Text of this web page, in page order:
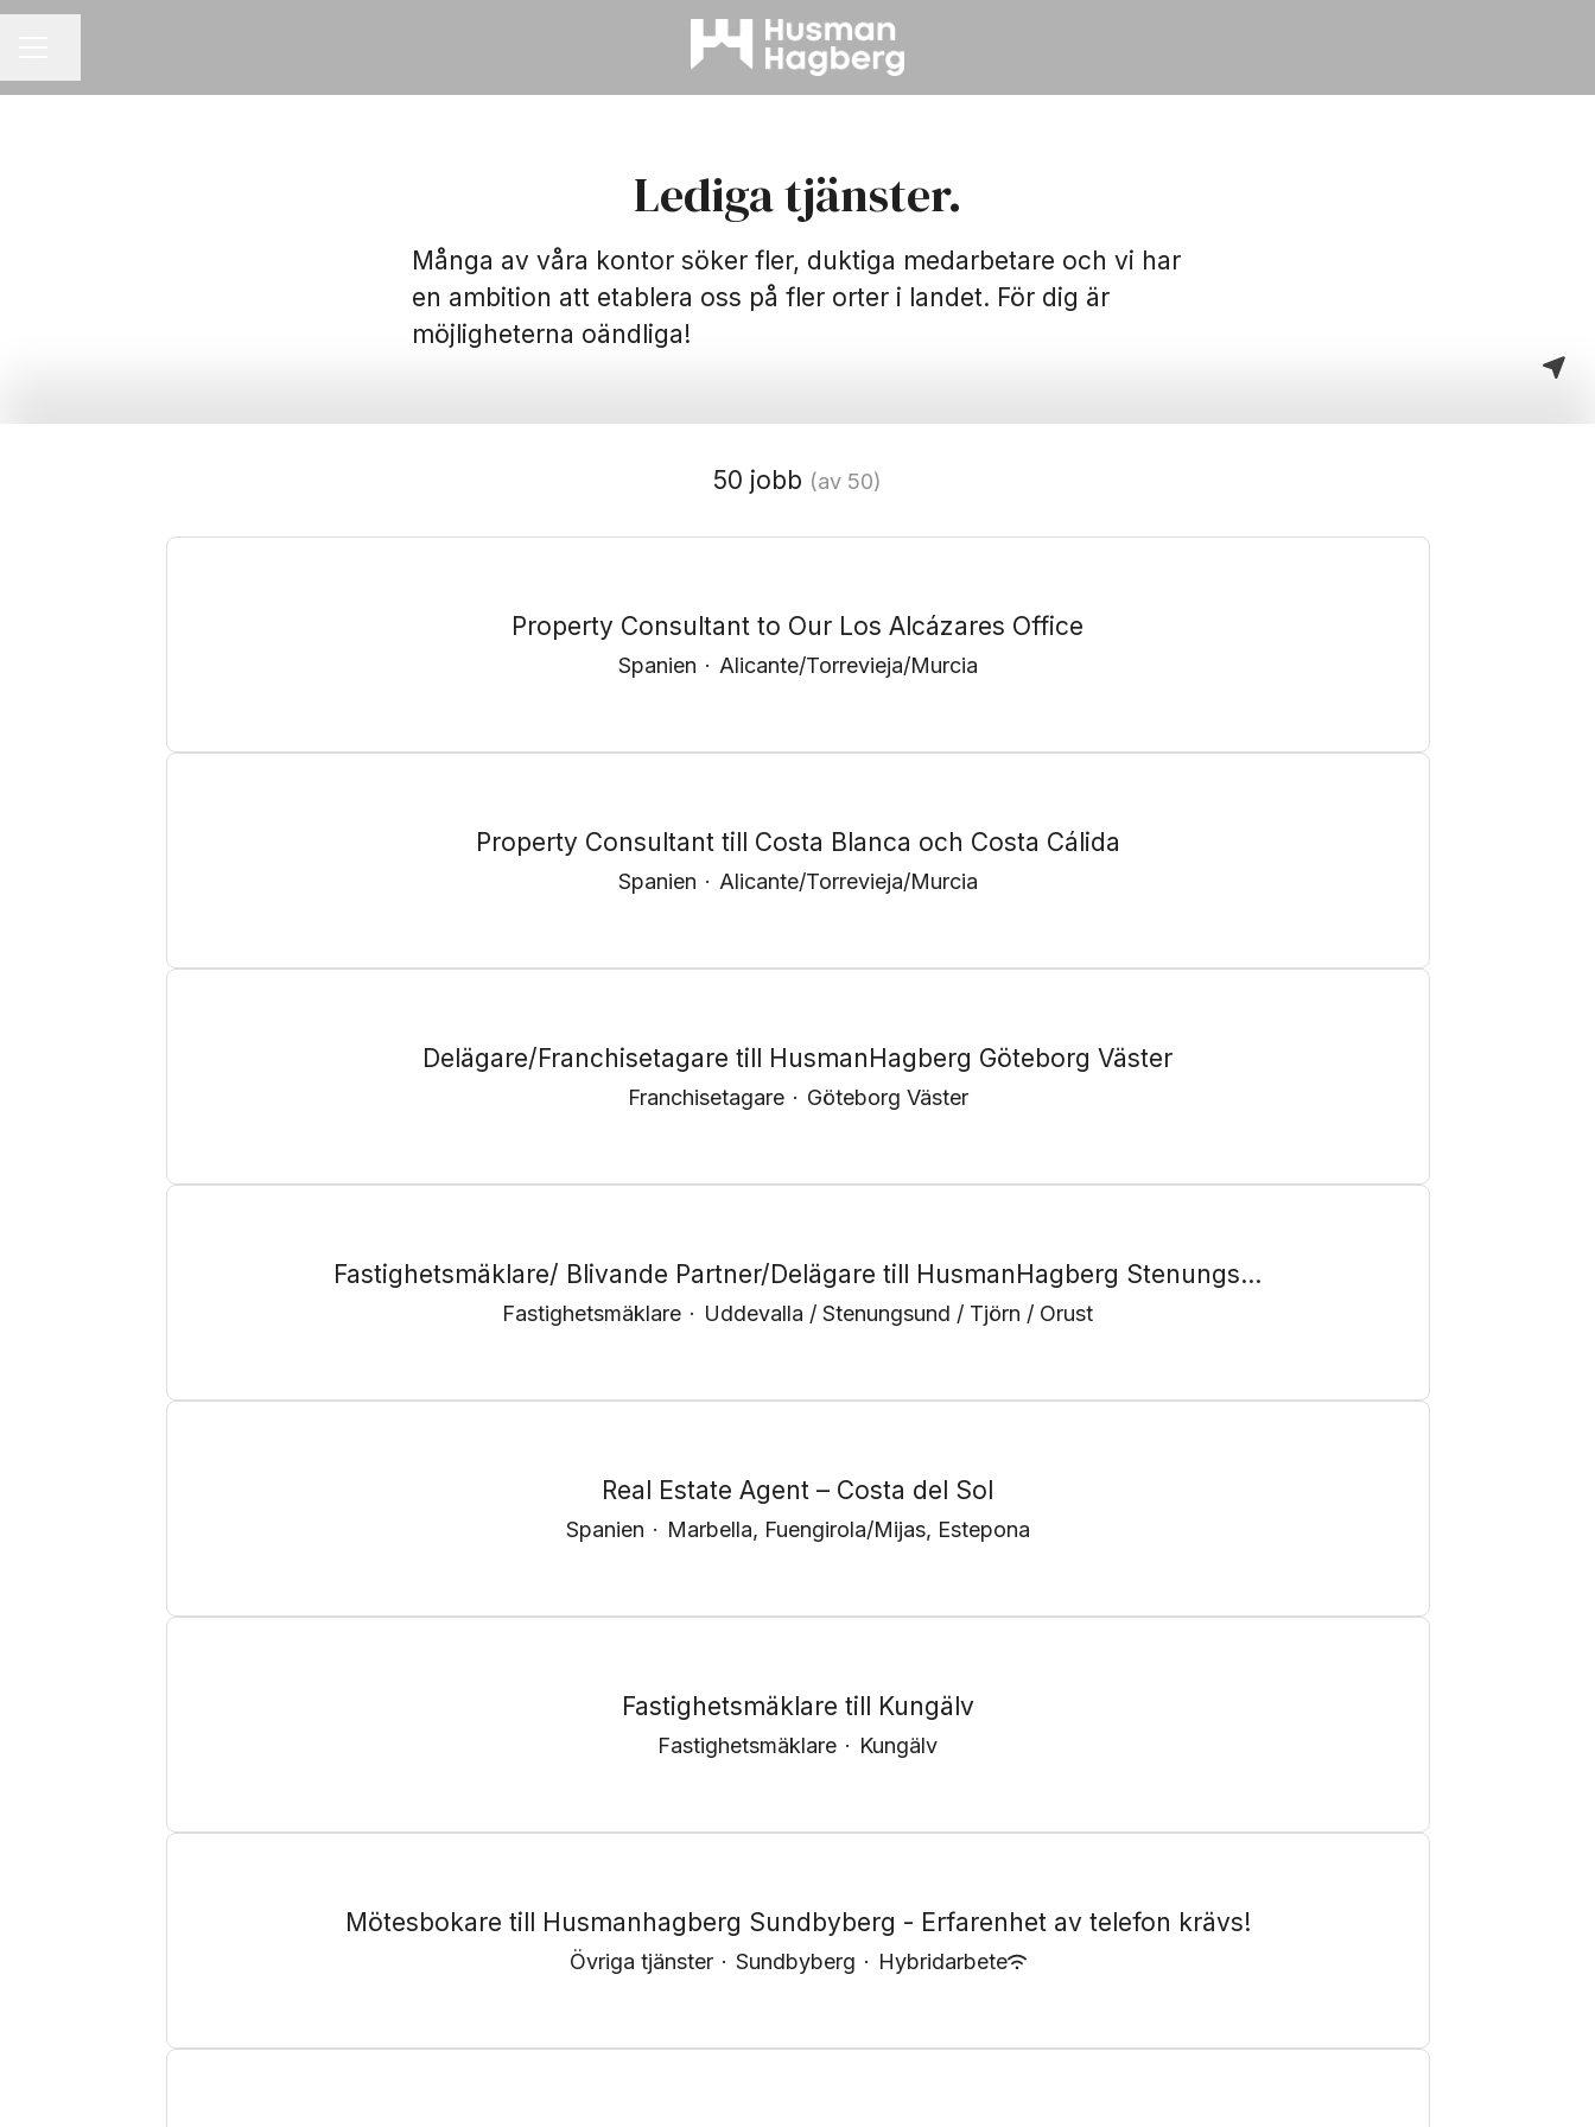
Lediga tjänster.
Många av våra kontor söker fler, duktiga medarbetare och vi har
en ambition att etablera oss på fler orter i landet. För dig är
möjligheterna oändliga!
50 jobb (av 50)
Property Consultant to Our Los Alcázares Office
Spanien · Alicante/Torrevieja/Murcia
Property Consultant till Costa Blanca och Costa Cálida
Spanien · Alicante/Torrevieja/Murcia
Delägare/Franchisetagare till HusmanHagberg Göteborg Väster
Franchisetagare · Göteborg Väster
Fastighetsmäklare/ Blivande Partner/Delägare till HusmanHagberg Stenungs...
Fastighetsmäklare · Uddevalla / Stenungsund / Tjörn / Orust
Real Estate Agent – Costa del Sol
Spanien · Marbella, Fuengirola/Mijas, Estepona
Fastighetsmäklare till Kungälv
Fastighetsmäklare · Kungälv
Mötesbokare till Husmanhagberg Sundbyberg - Erfarenhet av telefon krävs!
Övriga tjänster · Sundbyberg · Hybridarbete